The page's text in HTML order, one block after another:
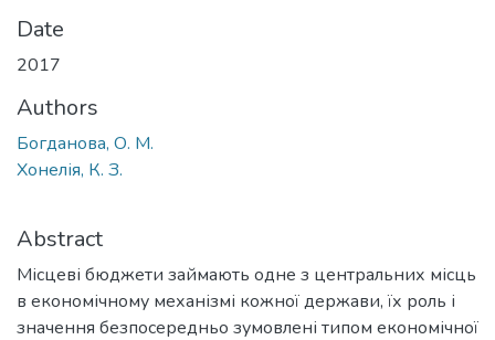
Date
2017
Authors
Богданова, О. М.
Хонелія, К. З.
Abstract
Місцеві бюджети займають одне з центральних місць
в економічному механізмі кожної держави, їх роль і
значення безпосередньо зумовлені типом економічної